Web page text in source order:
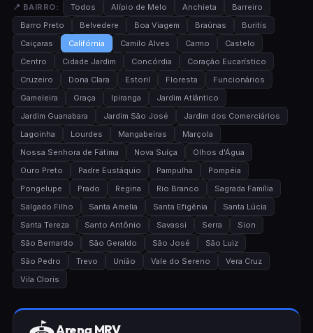
📍 BAIRRO: Todos Alípio de Melo Anchieta
Barreiro
Barro Preto
Belvedere Boa Viagem Braúnas
Buritis
Caiçaras
Califórnia Camilo Alves Carmo
Castelo
Centro
Cidade Jardim Concórdia
Coração Eucarístico
Cruzeiro
Dona Clara Estoril Floresta
Funcionários
Gameleira
Graça Ipiranga
Jardim Atlântico
Jardim Guanabara
Jardim São José
Jardim dos Comerciários
Lagoinha
Lourdes Mangabeiras
Marçola
Nossa Senhora de Fátima
Nova Suíça
Olhos d'Água
Ouro Preto
Padre Eustáquio Pampulha
Pompéia
Pongelupe
Prado Regina Rio Branco
Sagrada Família
Salgado Filho
Santa Amelia Santa Efigênia
Santa Lúcia
Santa Tereza
Santo Antônio Savassi Serra
Sion
São Bernardo
São Geraldo São José
São Luiz
São Pedro
Trevo União Vale do Sereno
Vera Cruz
Vila Cloris